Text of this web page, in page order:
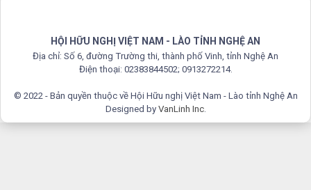
HỘI HỮU NGHỊ VIỆT NAM - LÀO TỈNH NGHỆ AN
Địa chỉ: Số 6, đường Trường thi, thành phố Vinh, tỉnh Nghệ An
Điện thoại: 02383844502; 0913272214.
© 2022 - Bản quyền thuộc về Hội Hữu nghị Việt Nam - Lào tỉnh Nghệ An
Designed by VanLinh Inc.